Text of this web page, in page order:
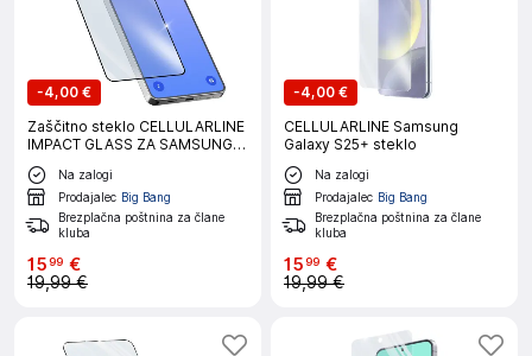
-4,00 €
Zaščitno steklo CELLULARLINE
IMPACT GLASS ZA SAMSUNG
GALAXY S26 ULTRA
Na zalogi
Prodajalec Big Bang
Brezplačna poštnina za člane
kluba
1599 €
19,99 €
-4,00 €
CELLULARLINE Samsung
Galaxy S25+ steklo
Na zalogi
Prodajalec Big Bang
Brezplačna poštnina za člane
kluba
1599 €
19,99 €